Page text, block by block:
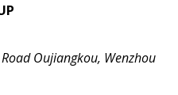
Oujiangkou, Wenzhou